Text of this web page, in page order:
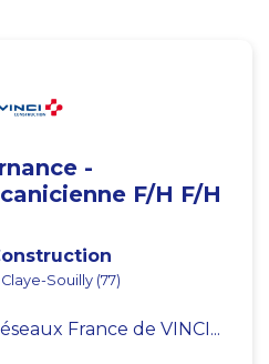
-
F/H F/H
Souilly (77)
France de VINCI...